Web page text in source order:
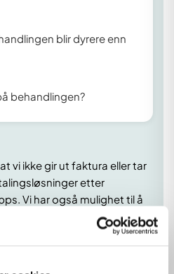
blir dyrere enn
behandlingen?
vi ikke gir ut faktura eller tar
etter
Vi har også mulighet til å
SVEA. Dette avtales